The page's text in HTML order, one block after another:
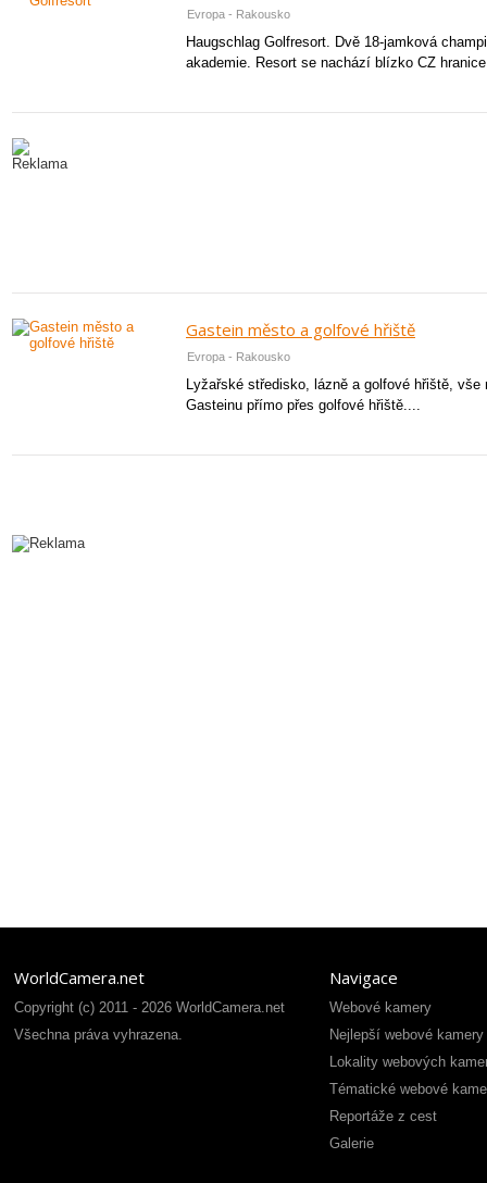
Evropa - Rakousko
Haugschlag Golfresort. Dvě 18-jamková
akademie. Resort se nachází blízko CZ
Gastein město a golfové hřiště
Evropa - Rakousko
Lyžařské středisko, lázně a golfové hřiště,
Gasteinu přímo přes golfové hřiště....
WorldCamera.net
Copyright (c) 2011 - 2026 WorldCamera.net
Všechna práva vyhrazena.
Navigace
Webové kamery
Nejlepší webové kamery
Lokality webových
Tématické webové
Reportáže z cest
Galerie